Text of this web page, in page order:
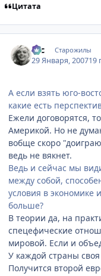
Цитата
asc Старожилы
29 Января, 200719
А если взять юго-
какие есть
Ежели договорятся,
Америкой. Но не
вобще скоро
ведь не вякнет.
Ведь и сейчас мы
между собой,
условия в экономике
больше?
В теории да, на
спецефические
мировой. Если и
У каждой страны
Получится второй